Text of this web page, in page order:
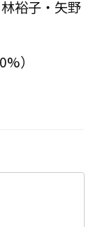
裕子・矢野
）